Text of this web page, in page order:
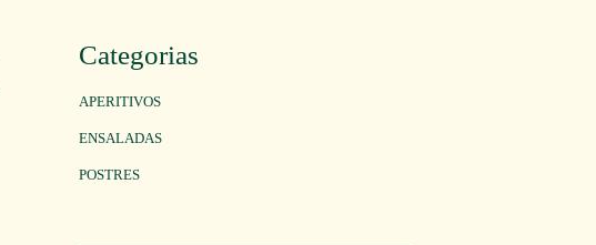
Categorias
APERITIVOS
ENSALADAS
POSTRES